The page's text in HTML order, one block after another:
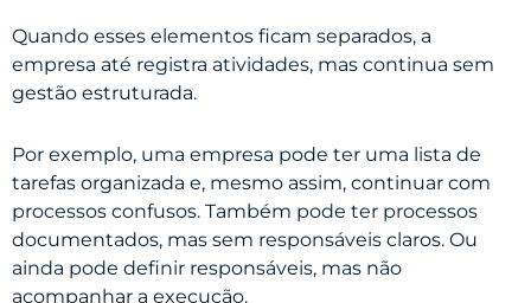
Quando esses elementos ficam separados, a
empresa até registra atividades, mas continua sem
gestão estruturada.
Por exemplo, uma empresa pode ter uma lista de
tarefas organizada e, mesmo assim, continuar com
processos confusos. Também pode ter processos
documentados, mas sem responsáveis claros. Ou
ainda pode definir responsáveis, mas não
acompanhar a execução.